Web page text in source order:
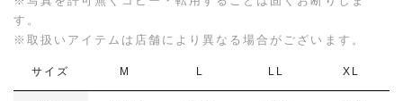
す。
※取扱いアイテムは店舗により異なる場合がございます。
サイズ M L LL XL